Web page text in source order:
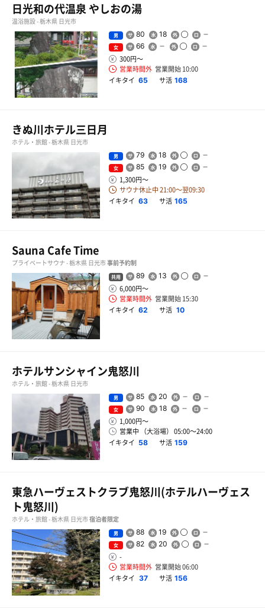
日光和の代温泉 やしおの湯
温浴施設 - 栃木県 日光市
男 80 18
女 66
300円〜
営業時間外 営業開始 10:00
イキタイ 65 サ活 168
きぬ川ホテル三日月
ホテル・旅館 - 栃木県 日光市
男 79 18
女 85 19
1,300円〜
サウナ休止中 21:00〜翌09:30
イキタイ 63 サ活 165
Sauna Cafe Time
プライベートサウナ - 栃木県 日光市事前予約制
共用 89 13
6,000円〜
営業時間外 営業開始 15:30
イキタイ 62 サ活 10
ホテルサンシャイン鬼怒川
ホテル・旅館 - 栃木県 日光市
男 85 20
女 90 18
1,000円〜
営業中 （大浴場） 05:00〜24:00
イキタイ 58 サ活 159
東急ハーヴェストクラブ鬼怒川(ホテルハーヴェス
ト鬼怒川)
ホテル・旅館 - 栃木県 日光市宿泊者限定
男 88 19
女 82 20
-
営業時間外 営業開始 06:00
イキタイ 37 サ活 156